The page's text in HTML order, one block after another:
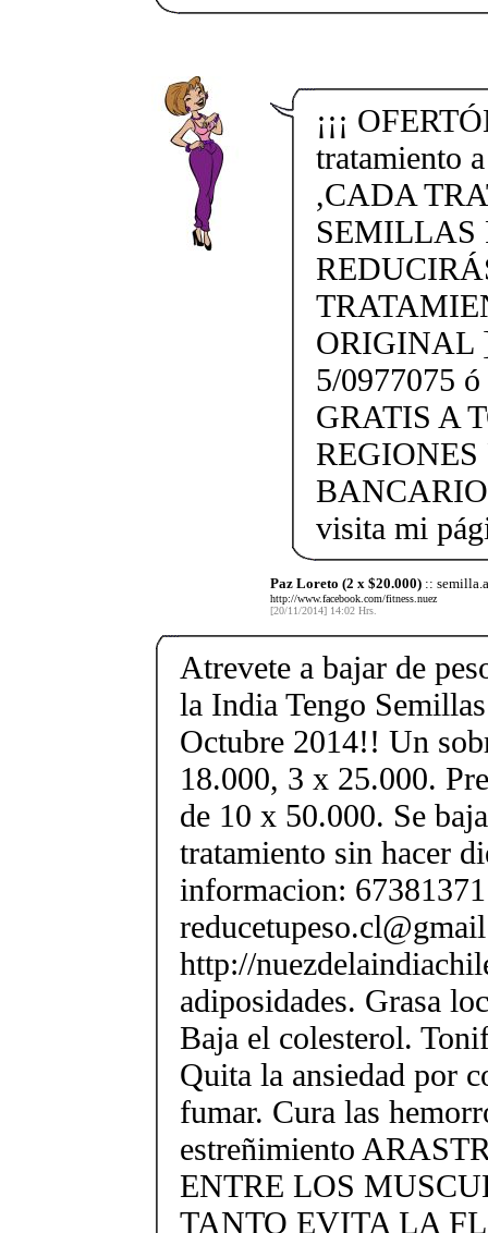
¡¡¡
tratamiento
,CADA
SEMILLAS
ORIGINAL
5/0977075
GRATIS A
visita mi
Paz Loreto (2 x $20.000)::
http://www.facebook.com/fitness.nuez
[20/11/2014] 14:02 Hrs.
Atrevete a bajar de
la India Tengo
Octubre 2014!! Un
18.000, 3 x 25.000.
de 10 x 50.000. Se
tratamiento sin hacer
informacion:
http://
adiposidades. Grasa
Baja el colesterol.
Quita la ansiedad por
fumar. Cura las
estreñimiento
ENTRE LOS
TANTO EVITA LA